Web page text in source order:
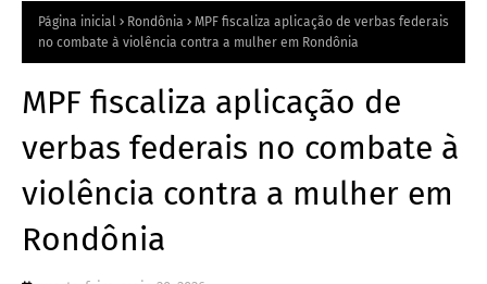
Página inicial Rondônia
MPF fiscaliza aplicação de verbas federais
no combate à violência contra a mulher em Rondônia
MPF fiscaliza aplicação de
verbas federais no combate à
violência contra a mulher em
Rondônia